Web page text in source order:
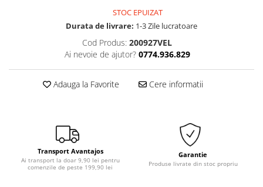
STOC EPUIZAT
Durata de livrare: 1-3 Zile lucratoare
Cod Produs: 200927VEL
Ai nevoie de ajutor? 0774.936.829
Adauga la Favorite Cere informatii
Transport Avantajos
Ai transport la doar 9,90 lei pentru
comenzile de peste 199,90 lei
Garantie
Produse livrate din stoc propriu